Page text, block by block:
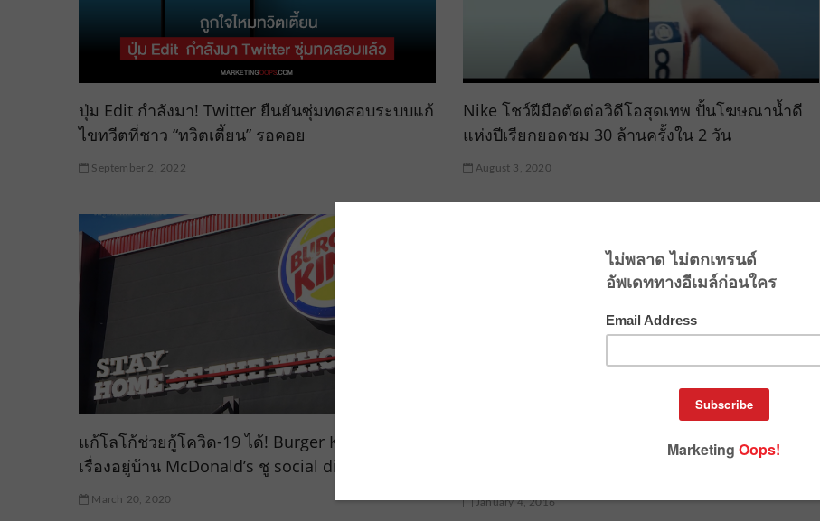
ปุ่ม Edit กำลังมา! Twitter ยืนยันซุ่มทดสอบระบบแก้
ไขทวีตที่ชาว “ทวิตเตี้ยน” รอคอย
September 2, 2022
Nike โชว์ฝีมือตัดต่อวิดีโอสุดเทพ ปั้นโฆษณาน้ำดี
แห่งปีเรียกยอดชม 30 ล้านครั้งใน 2 วัน
August 3, 2020
แก้โลโก้ช่วยกู้โควิด-19 ได้! Burger King เตือน
เรื่องอยู่บ้าน McDonald’s ชู social distancing
March 20, 2020
Microsoft ส่งแอพฯ Selfie อัจฉริยะลง iOS-เอาใจ
January 4, 2016